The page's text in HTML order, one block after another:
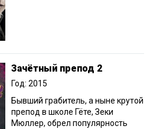
Зачётный препод 2
Год: 2015
Бывший грабитель, а ныне крутой
препод в школе Гёте, Зеки
Мюллер, обрел популярность